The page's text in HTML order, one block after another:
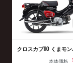
クロスカブ110 くまモ
本体価格